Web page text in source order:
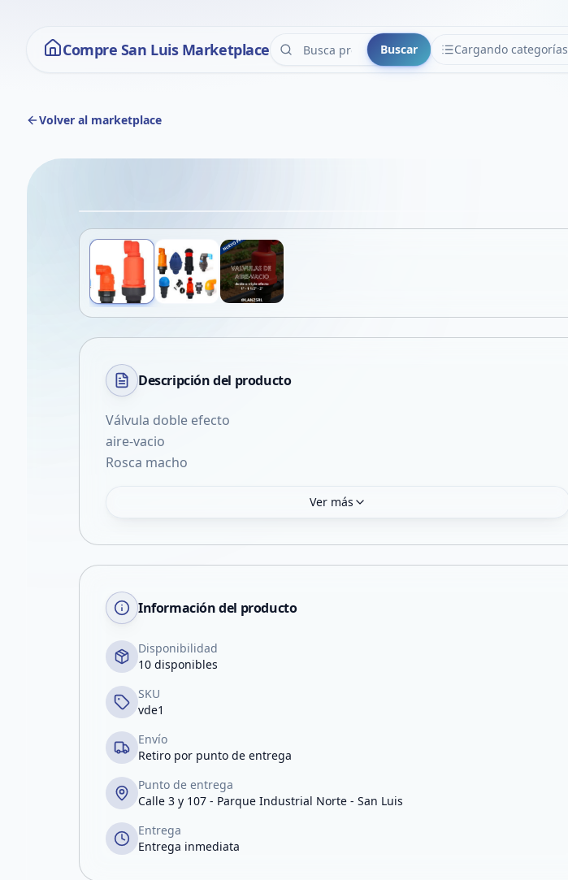
Compre San Luis Marketplace Buscar Cargando categorías
CATEGORÍAS
Volver al marketplace
Descripción del producto
Válvula doble efecto
aire-vacio
Rosca macho
Ver más
Información del producto
Disponibilidad
10 disponibles
SKU
vde1
Envío
Retiro por punto de entrega
Punto de entrega
Calle 3 y 107 - Parque Industrial Norte - San Luis
Entrega
Entrega inmediata